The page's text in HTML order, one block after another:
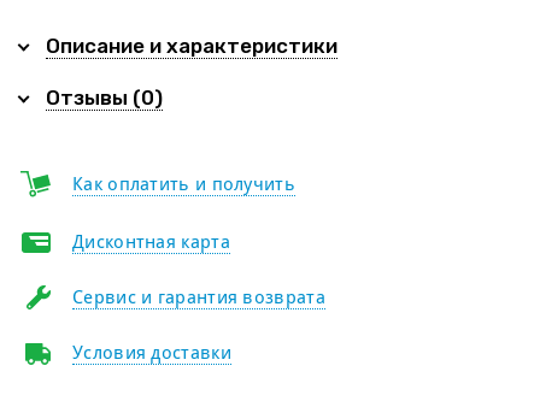
Описание и характеристики
Отзывы (0)
Как оплатить и получить
Дисконтная карта
Сервис и гарантия возврата
Условия доставки